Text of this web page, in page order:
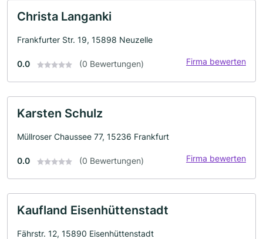
Christa Langanki
Frankfurter Str. 19, 15898 Neuzelle
0.0 (0 Bewertungen) Firma bewerten
Karsten Schulz
Müllroser Chaussee 77, 15236 Frankfurt
0.0 (0 Bewertungen) Firma bewerten
Kaufland Eisenhüttenstadt
Fährstr. 12, 15890 Eisenhüttenstadt